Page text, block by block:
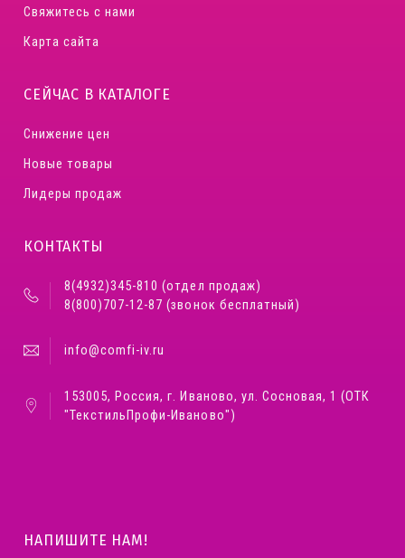
Свяжитесь с нами
Карта сайта
СЕЙЧАС В КАТАЛОГЕ
Снижение цен
Новые товары
Лидеры продаж
КОНТАКТЫ
8(4932)345-810 (отдел продаж)
8(800)707-12-87 (звонок бесплатный)
info@comfi-iv.ru
153005, Россия, г. Иваново, ул. Сосновая, 1 (ОТК
"ТекстильПрофи-Иваново")
НАПИШИТЕ НАМ!